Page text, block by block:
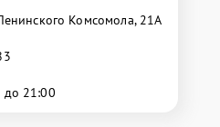
Комсомола, 21А
до 21:00